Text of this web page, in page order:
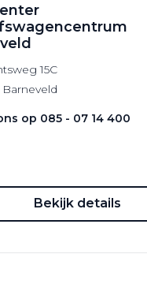
15C
Barneveld
op 085 - 07 14 400
Bekijk details